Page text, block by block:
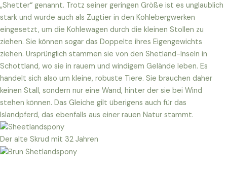
„Shetter“ genannt. Trotz seiner geringen Größe ist es unglaublich
stark und wurde auch als Zugtier in den Kohlebergwerken
eingesetzt, um die Kohlewagen durch die kleinen Stollen zu
ziehen. Sie können sogar das Doppelte ihres Eigengewichts
ziehen. Ursprünglich stammen sie von den Shetland-Inseln in
Schottland, wo sie in rauem und windigem Gelände leben. Es
handelt sich also um kleine, robuste Tiere. Sie brauchen daher
keinen Stall, sondern nur eine Wand, hinter der sie bei Wind
stehen können. Das Gleiche gilt überigens auch für das
Islandpferd, das ebenfalls aus einer rauen Natur stammt.
Der alte Skrud mit 32 Jahren